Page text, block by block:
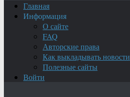
Главная
Информация
О сайте
FAQ
Авторские права
Как выкладывать новости
Полезные сайты
Войти